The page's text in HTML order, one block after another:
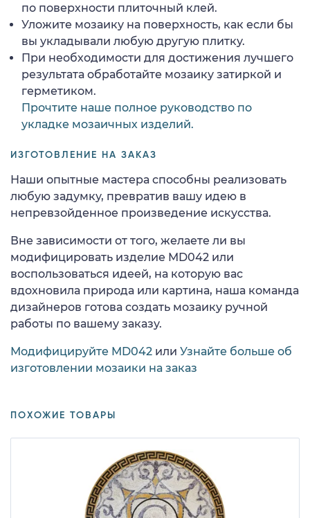
по поверхности плиточный клей.
Уложите мозаику на поверхность, как если бы
вы укладывали любую другую плитку.
При необходимости для достижения лучшего
результата обработайте мозаику затиркой и
герметиком.
Прочтите наше полное руководство по
укладке мозаичных изделий.
ИЗГОТОВЛЕНИЕ НА ЗАКАЗ
Наши опытные мастера способны реализовать
любую задумку, превратив вашу идею в
непревзойденное произведение искусства.
Вне зависимости от того, желаете ли вы
модифицировать изделие MD042 или
воспользоваться идеей, на которую вас
вдохновила природа или картина, наша команда
дизайнеров готова создать мозаику ручной
работы по вашему заказу.
Модифицируйте MD042 или Узнайте больше об
изготовлении мозаики на заказ
ПОХОЖИЕ ТОВАРЫ